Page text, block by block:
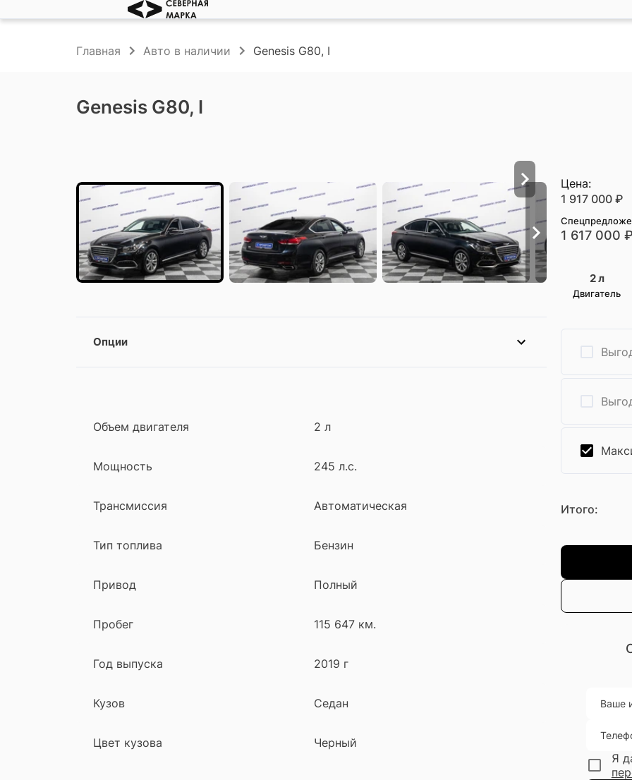
Главная Авто в наличии Genesis G80, I
Genesis G80, I
Опции
Объем двигателя 2 л
Мощность 245 л.с.
Трансмиссия Автоматическая
Тип топлива Бензин
Привод Полный
Пробег 115 647 км.
Год выпуска 2019 г
Кузов Седан
Цвет кузова Черный
Цена:
1 917 000 ₽
1 617 000 ₽
2 л
Двигатель
Итого:
Ваше
Я